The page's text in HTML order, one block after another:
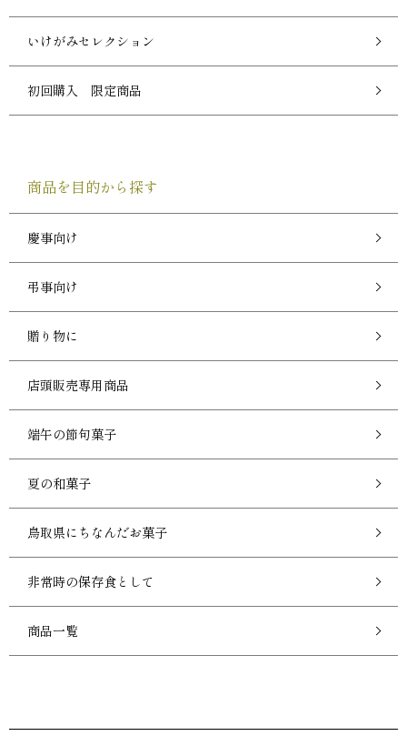
いけがみセレクション
初回購入 限定商品
商品を目的から探す
慶事向け
弔事向け
贈り物に
店頭販売専用商品
端午の節句菓子
夏の和菓子
鳥取県にちなんだお菓子
非常時の保存食として
商品一覧